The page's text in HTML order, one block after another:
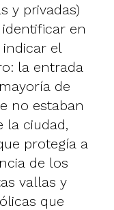
y privadas)
en
el
la entrada
de
no estaban
la ciudad,
protegía a
de los
vallas y
que